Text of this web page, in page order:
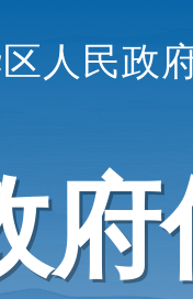
人民政
府